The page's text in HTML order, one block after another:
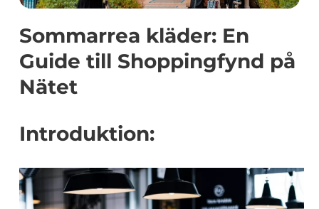
Sommarrea kläder: En
Guide till Shoppingfynd på
Nätet
Introduktion: